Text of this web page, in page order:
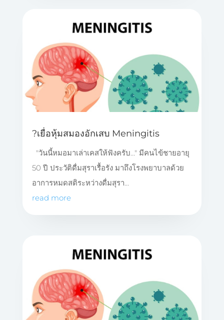
?เยื่อหุ้มสมองอักเสบ Meningitis
"วันนี้หมอมาเล่าเคสให้ฟังครับ…" มีคนไข้ชายอายุ
50 ปี ประวัติดื่มสุราเรื้อรัง มาถึงโรงพยาบาลด้วย
อาการหมดสติระหว่างดื่มสุรา...
read more